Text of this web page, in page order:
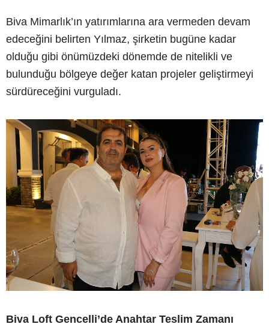
Biva Mimarlık’ın yatırımlarına ara vermeden devam
edeceğini belirten Yılmaz, şirketin bugüne kadar
olduğu gibi önümüzdeki dönemde de nitelikli ve
bulunduğu bölgeye değer katan projeler geliştirmeyi
sürdüreceğini vurguladı.
Biva Loft Gencelli’de Anahtar Teslim Zamanı